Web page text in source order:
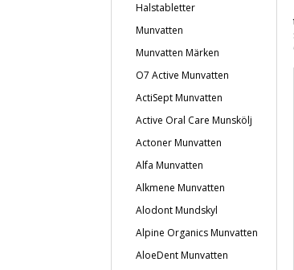
Halstabletter
Munvatten
Munvatten Märken
O7 Active Munvatten
ActiSept Munvatten
Active Oral Care Munskölj
Actoner Munvatten
Alfa Munvatten
Alkmene Munvatten
Alodont Mundskyl
Alpine Organics Munvatten
AloeDent Munvatten